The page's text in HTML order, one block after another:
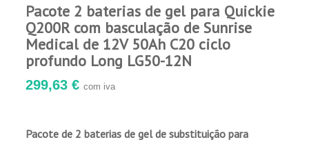
Pacote 2 baterias de gel para Quickie
Q200R com basculação de Sunrise
Medical de 12V 50Ah C20 ciclo
profundo Long LG50-12N
299,63 € com iva
Pacote de 2 baterias de gel de substituição para
Marinha.
Equipamento médico.
Sistemas de incêndio e de segurança.
Instalações fotovoltaicas e eólicas.